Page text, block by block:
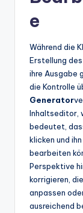
e
Während die
Erstellung
ihre Ausgabe
die Kontrolle
Generator
Inhaltseditor,
bedeutet,
klicken und
bearbeiten
Perspektive
korrigieren,
anpassen
ausreichend